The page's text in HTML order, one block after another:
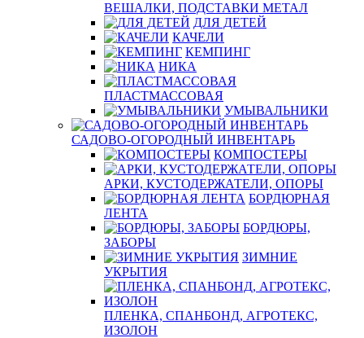
ВЕШАЛКИ, ПОДСТАВКИ МЕТАЛ
ДЛЯ ДЕТЕЙ
КАЧЕЛИ
КЕМПИНГ
НИКА
ПЛАСТМАССОВАЯ
УМЫВАЛЬНИКИ
САДОВО-ОГОРОДНЫЙ ИНВЕНТАРЬ
КОМПОСТЕРЫ
АРКИ, КУСТОДЕРЖАТЕЛИ, ОПОРЫ
БОРДЮРНАЯ
ЛЕНТА
БОРДЮРЫ,
ЗАБОРЫ
ЗИМНИЕ
УКРЫТИЯ
ПЛЕНКА, СПАНБОНД, АГРОТЕКС,
ИЗОЛОН